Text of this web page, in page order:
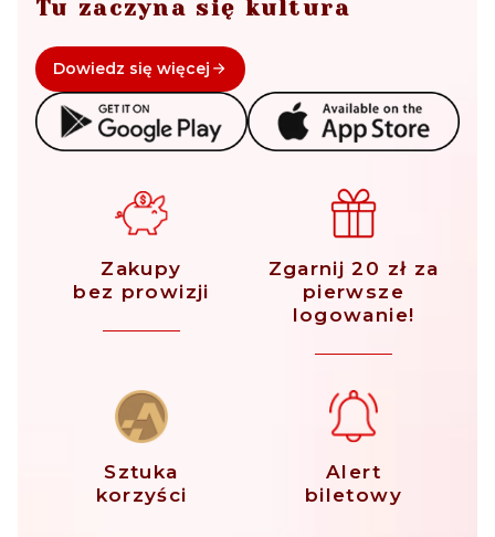
Tu zaczyna się kultura
Dowiedz się więcej
Zakupy
bez prowizji
Zgarnij 20 zł za
pierwsze
logowanie!
Sztuka
korzyści
Alert
biletowy